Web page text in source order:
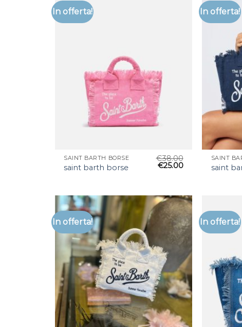
In offerta!
SAINT BARTH BORSE
saint barth borse
€38.00
€25.00
In offerta!
SAINT
saint
In offerta! In offerta!